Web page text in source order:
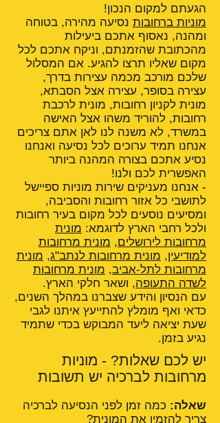
הגעתם למקום הנכון!
מוניות ברחובות נסיעה מהירה, בטוחה
ומהנה, נאסוף אתכם ביעילות
מהכתובת שהזמנתם, וניקח אתכם לכל
מקום שאליו תרצו להגיע. אם המסלול
שלכם מורכב מכמה עצירות בדרך,
עצירה בסופר, עצירה אצל הסבתא,
מונית לקניון רחובות, מונית לרכבת
רחובות, להוריד משהו אצל האישה
במשרד, לא משנה לנו לאן אתם צריכים
אנחנו תמיד ערוכים לכל נסיעה ואנחנו
נסיע אתכם בצורה המהנה ביותר
האפשרית לכם ולנו!
- אנחנו מעניקים שירות מוניות ספיישל
לתושבי כל אזור רחובות והסביבה,
ומסיעים נוסעים לכל מקום בעיר רחובות
ולכל רחבי הארץ לדוגמא: מונית
מרחובות לירושלים, מונית מרחובות
למודיעין, מונית מרחובות לנתב"ג, מונית
מרחובות לתל-אביב, מונית מרחובות
לשדה התעופה, ושאר חלקי הארץ.
עם הנסיון והידע שצברנו במהלך השנים,
כדאי ואף מומלץ להתייעץ איתנו לגבי
שעת יציאה ליעד המבוקש בכדי שתמיד
נגיע בזמן.
יש לכם שאלות? - מוניות
מרחובות לברכיה יש תשובות
שאלה: כמה זמן לפני הנסיעה לברכיה
צריך להזמין את המונית?